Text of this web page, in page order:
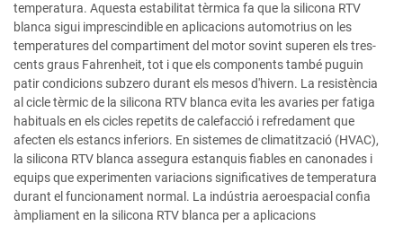
temperatura. Aquesta estabilitat tèrmica fa que la silicona RTV
blanca sigui imprescindible en aplicacions automotrius on les
temperatures del compartiment del motor sovint superen els tres-
cents graus Fahrenheit, tot i que els components també puguin
patir condicions subzero durant els mesos d'hivern. La resistència
al cicle tèrmic de la silicona RTV blanca evita les avaries per fatiga
habituals en els cicles repetits de calefacció i refredament que
afecten els estancs inferiors. En sistemes de climatització (HVAC),
la silicona RTV blanca assegura estanquis fiables en canonades i
equips que experimenten variacions significatives de temperatura
durant el funcionament normal. La indústria aeroespacial confia
àmpliament en la silicona RTV blanca per a aplicacions